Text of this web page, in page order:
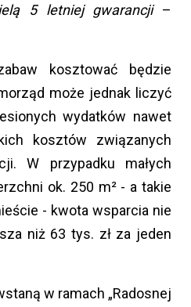
5 letniej gwarancji –
kosztować będzie
może jednak liczyć
wydatków nawet
kosztów związanych
W przypadku małych
ok. 250 m² - a takie
- kwota wsparcia nie
niż 63 tys. zł za jeden
w ramach „Radosnej